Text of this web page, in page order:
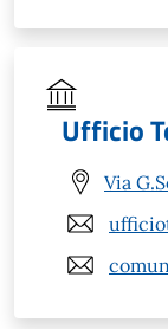
Ufficio
Via